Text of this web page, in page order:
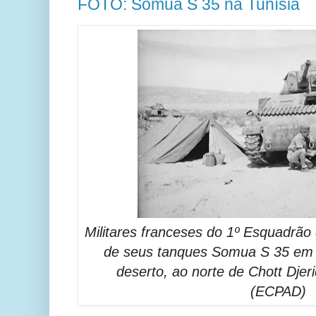
FOTO: Somua S 35 na Tunísia
Militares franceses do 1º Esquadrão
de seus tanques Somua S 35
deserto, ao norte de Chott
(ECPAD)